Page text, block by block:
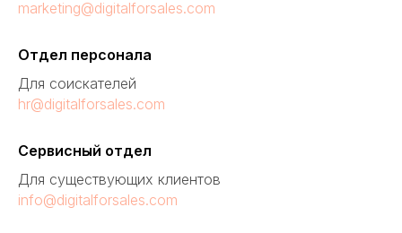
marketing@digitalforsales.com
Отдел персонала
Для соискателей
hr@digitalforsales.com
Сервисный отдел
Для существующих клиентов
info@digitalforsales.com